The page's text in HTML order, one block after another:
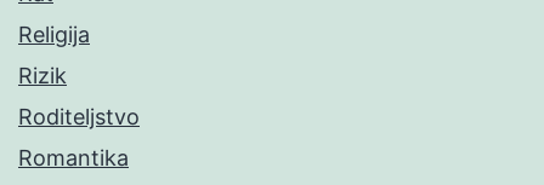
Religija
Rizik
Roditeljstvo
Romantika